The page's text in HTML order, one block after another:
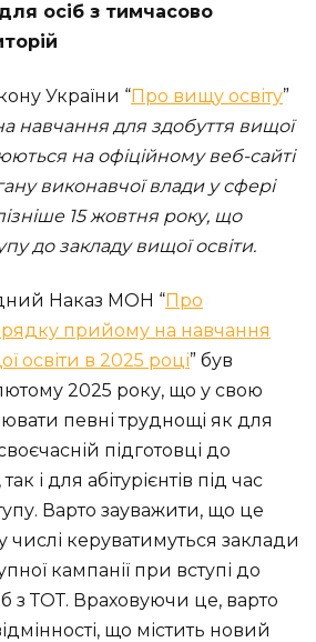
осіб з тимчасово
України “Про вищу освіту”
навчання для здобуття вищої
на офіційному веб-сайті
виконавчої влади у сфері
15 жовтня року, що
до закладу вищої освіти.
Наказ МОН “Про
прийому на навчання
освіти в 2025 році” був
2025 року, що у свою
певні труднощі як для
підготовці до
і для абітурієнтів під час
Варто зауважити, що це
числі керуватимуться заклади
кампанії при вступі до
з ТОТ. Враховуючи це, варто
що містить новий